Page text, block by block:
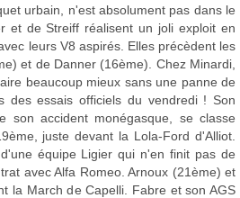
urbain, n'est absolument pas dans le
et de Streiff réalisent un joli exploit en
leurs V8 aspirés. Elles précèdent les
et de Danner (16ème). Chez Minardi,
beaucoup mieux sans une panne de
des essais officiels du vendredi ! Son
son accident monégasque, se classe
juste devant la Lola-Ford d'Alliot.
équipe Ligier qui n'en finit pas de
avec Alfa Romeo. Arnoux (21ème) et
la March de Capelli. Fabre et son AGS